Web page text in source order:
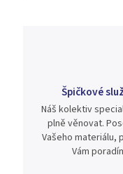
Špičkové
Náš kolektiv
plně věnovat.
Vašeho materiálu,
Vám